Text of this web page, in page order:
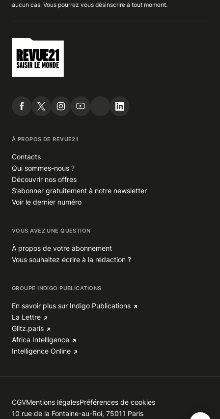
aucun cas. Vous pourrez vous désinscrire à tout moment.
À PROPOS DE REVUE21
Contacts
Qui sommes-nous ?
Découvrir nos offres
S’abonner gratuitement à notre newsletter
Voir le dernier numéro
VOUS AVEZ UNE QUESTION
À propos de votre abonnement
Vous souhaitez écrire à la rédaction ?
GROUPE INDIGO PUBLICATIONS
En savoir plus sur Indigo Publications
La Lettre
Glitz.paris
Africa Intelligence
Intelligence Online
CGVMentions légalesPréférences de cookies
10 rue de la Fontaine-au-Roi, 75011 Paris